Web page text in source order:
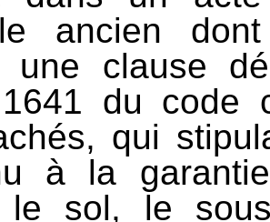
ancien
une clause
du code
qui
à la
le sol, le